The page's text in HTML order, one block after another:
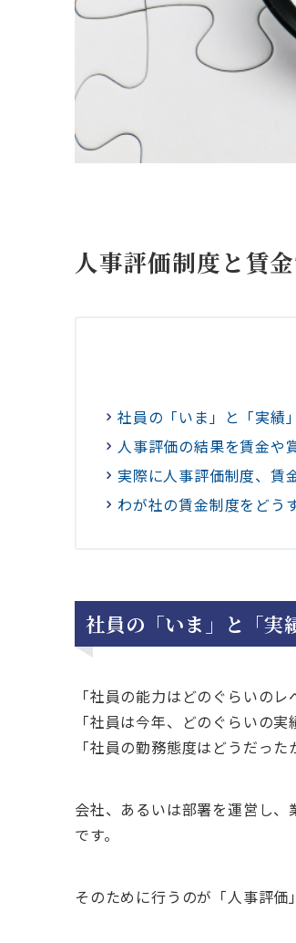
人事評価制度と賃
社員の「いま」と「実績
人事評価の結果を賃金や
実際に人事評価制度、賃
わが社の賃金制度をどう
社員の「いま」と「実
「社員の能力はどのぐらいのレ
「社員は今年、どのぐらいの実
「社員の勤務態度はどうだった
会社、あるいは部署を運営し
です。
そのために行うのが「人事評価